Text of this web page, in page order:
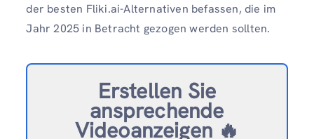
der besten Fliki.ai-Alternativen befassen, die im
Jahr 2025 in Betracht gezogen werden sollten.
Erstellen Sie
ansprechende
Videoanzeigen 🔥